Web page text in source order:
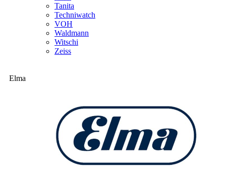
Tanita
Techniwatch
VOH
Waldmann
Witschi
Zeiss
Elma